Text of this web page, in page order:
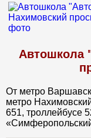
Автошкола
От метро
метро
651, троллейбусе